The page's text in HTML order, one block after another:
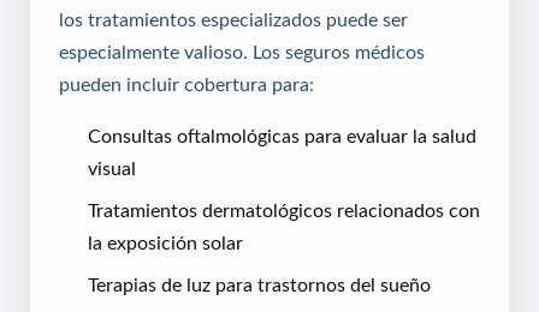
los tratamientos especializados puede ser
especialmente valioso. Los seguros médicos
pueden incluir cobertura para:
Consultas oftalmológicas para evaluar la salud
visual
Tratamientos dermatológicos relacionados con
la exposición solar
Terapias de luz para trastornos del sueño